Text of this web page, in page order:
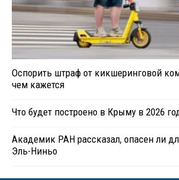
Оспорить штраф от кикшеринговой
чем кажется
Что будет построено в Крыму в 2026
Академик РАН рассказал, опасен ли
Эль-Ниньо